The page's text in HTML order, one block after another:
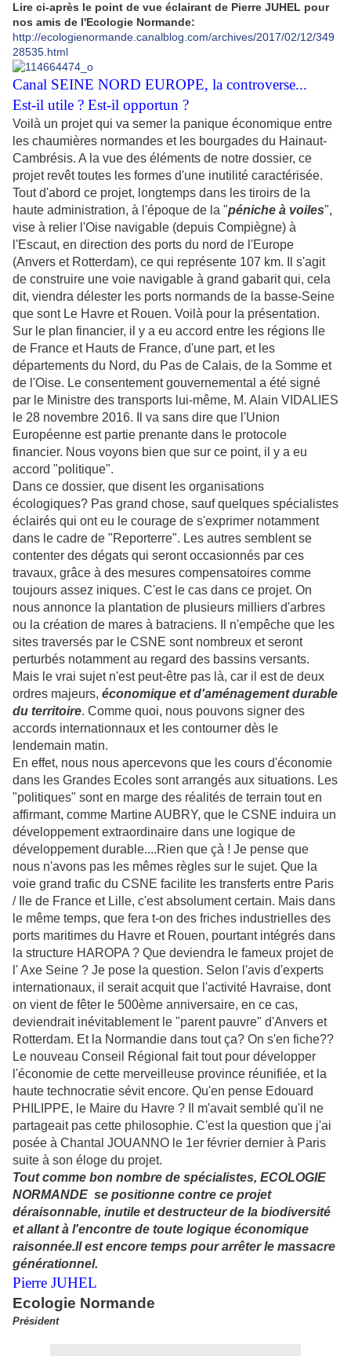
Lire ci-après le point de vue éclairant de Pierre JUHEL pour
nos amis de l'Ecologie Normande:
http://ecologienormande.canalblog.com/archives/2017/02/12/349
28535.html
Canal SEINE NORD EUROPE, la controverse...
Est-il utile ? Est-il opportun ?
Voilà un projet qui va semer la panique économique entre
les chaumières normandes et les bourgades du Hainaut-
Cambrésis. A la vue des éléments de notre dossier, ce
projet revêt toutes les formes d'une inutilité caractérisée.
Tout d'abord ce projet, longtemps dans les tiroirs de la
haute administration, à l'époque de la "péniche à voiles",
vise à relier l'Oise navigable (depuis Compiègne) à
l'Escaut, en direction des ports du nord de l'Europe
(Anvers et Rotterdam), ce qui représente 107 km. Il s'agit
de construire une voie navigable à grand gabarit qui, cela
dit, viendra délester les ports normands de la basse-Seine
que sont Le Havre et Rouen. Voilà pour la présentation.
Sur le plan financier, il y a eu accord entre les régions Ile
de France et Hauts de France, d'une part, et les
départements du Nord, du Pas de Calais, de la Somme et
de l'Oise. Le consentement gouvernemental a été signé
par le Ministre des transports lui-même, M. Alain VIDALIES
le 28 novembre 2016. Il va sans dire que l'Union
Européenne est partie prenante dans le protocole
financier. Nous voyons bien que sur ce point, il y a eu
accord "politique".
Dans ce dossier, que disent les organisations
écologiques? Pas grand chose, sauf quelques spécialistes
éclairés qui ont eu le courage de s'exprimer notamment
dans le cadre de "Reporterre". Les autres semblent se
contenter des dégats qui seront occasionnés par ces
travaux, grâce à des mesures compensatoires comme
toujours assez iniques. C'est le cas dans ce projet. On
nous annonce la plantation de plusieurs milliers d'arbres
ou la création de mares à batraciens. Il n'empêche que les
sites traversés par le CSNE sont nombreux et seront
perturbés notamment au regard des bassins versants.
Mais le vrai sujet n'est peut-être pas là, car il est de deux
ordres majeurs, économique et d'aménagement durable
du territoire. Comme quoi, nous pouvons signer des
accords internationnaux et les contourner dès le
lendemain matin.
En effet, nous nous apercevons que les cours d'économie
dans les Grandes Ecoles sont arrangés aux situations. Les
"politiques" sont en marge des réalités de terrain tout en
affirmant, comme Martine AUBRY, que le CSNE induira un
développement extraordinaire dans une logique de
développement durable....Rien que çà ! Je pense que
nous n'avons pas les mêmes règles sur le sujet. Que la
voie grand trafic du CSNE facilite les transferts entre Paris
/ Ile de France et Lille, c'est absolument certain. Mais dans
le même temps, que fera t-on des friches industrielles des
ports maritimes du Havre et Rouen, pourtant intégrés dans
la structure HAROPA ? Que deviendra le fameux projet de
l' Axe Seine ? Je pose la question. Selon l'avis d'experts
internationaux, il serait acquit que l'activité Havraise, dont
on vient de fêter le 500ème anniversaire, en ce cas,
deviendrait inévitablement le "parent pauvre" d'Anvers et
Rotterdam. Et la Normandie dans tout ça? On s'en fiche??
Le nouveau Conseil Régional fait tout pour développer
l'économie de cette merveilleuse province réunifiée, et la
haute technocratie sévit encore. Qu'en pense Edouard
PHILIPPE, le Maire du Havre ? Il m'avait semblé qu'il ne
partageait pas cette philosophie. C'est la question que j'ai
posée à Chantal JOUANNO le 1er février dernier à Paris
suite à son éloge du projet.
Tout comme bon nombre de spécialistes, ECOLOGIE
NORMANDE se positionne contre ce projet
déraisonnable, inutile et destructeur de la biodiversité
et allant à l'encontre de toute logique économique
raisonnée.Il est encore temps pour arrêter le massacre
générationnel.
Pierre JUHEL
Ecologie Normande
Président